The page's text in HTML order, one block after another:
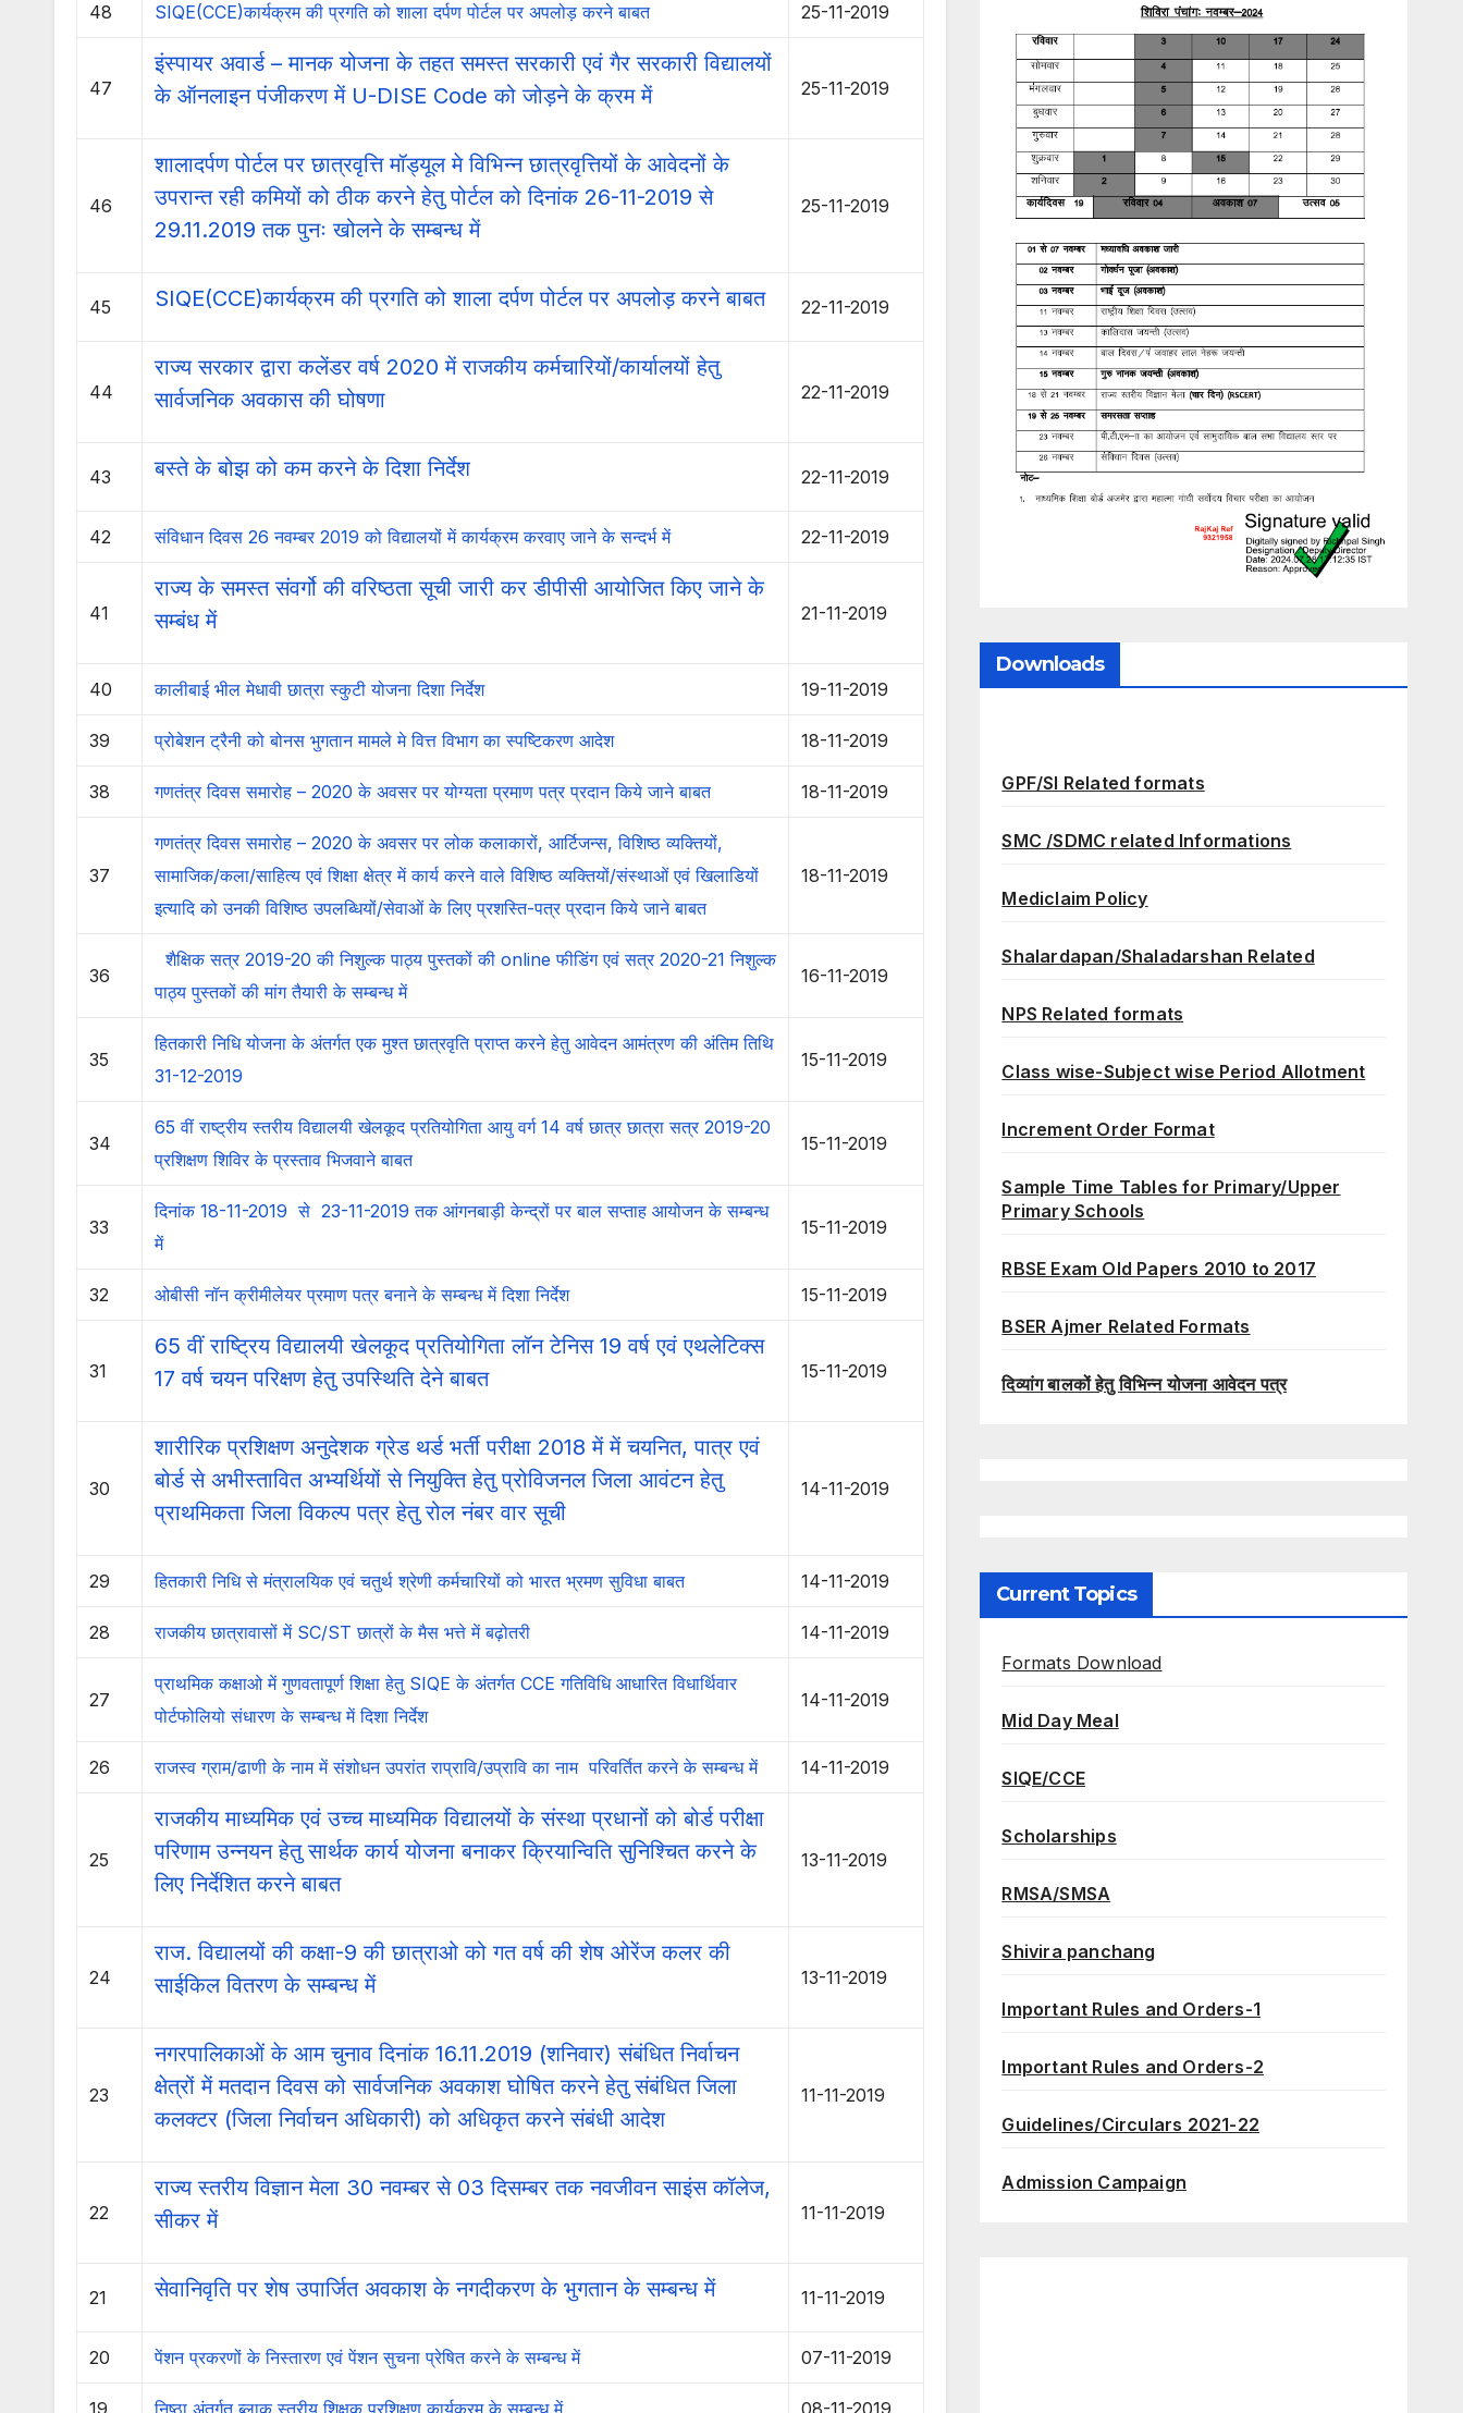
48 SIQE(CCE)कार्यक्रम की प्रगति को शाला दर्पण पोर्टल पर अपलोड़ करने बाबत 25-11-2019
47
इंस्पायर अवार्ड – मानक योजना के तहत समस्त सरकारी एवं गैर सरकारी विद्यालयों
के ऑनलाइन पंजीकरण में U-DISE Code को जोड़ने के क्रम में
25-11-2019
46
शालादर्पण पोर्टल पर छात्रवृत्ति मॉड्यूल मे विभिन्न छात्रवृत्तियों के आवेदनों के
उपरान्त रही कमियों को ठीक करने हेतु पोर्टल को दिनांक 26-11-2019 से
29.11.2019 तक पुनः खोलने के सम्बन्ध में
25-11-2019
45 SIQE(CCE)कार्यक्रम की प्रगति को शाला दर्पण पोर्टल पर अपलोड़ करने बाबत 22-11-2019
44
राज्य सरकार द्वारा कलेंडर वर्ष 2020 में राजकीय कर्मचारियों/कार्यालयों हेतु
सार्वजनिक अवकास की घोषणा
22-11-2019
43 बस्ते के बोझ को कम करने के दिशा निर्देश 22-11-2019
42 संविधान दिवस 26 नवम्बर 2019 को विद्यालयों में कार्यक्रम करवाए जाने के सन्दर्भ में 22-11-2019
41
राज्य के समस्त संवर्गो की वरिष्ठता सूची जारी कर डीपीसी आयोजित किए जाने के
सम्बंध में
21-11-2019
40 कालीबाई भील मेधावी छात्रा स्कुटी योजना दिशा निर्देश 19-11-2019
39 प्रोबेशन ट्रैनी को बोनस भुगतान मामले मे वित्त विभाग का स्पष्टिकरण आदेश 18-11-2019
38 गणतंत्र दिवस समारोह – 2020 के अवसर पर योग्यता प्रमाण पत्र प्रदान किये जाने बाबत 18-11-2019
37
गणतंत्र दिवस समारोह – 2020 के अवसर पर लोक कलाकारों, आर्टिजन्स, विशिष्ठ व्यक्तियों,
सामाजिक/कला/साहित्य एवं शिक्षा क्षेत्र में कार्य करने वाले विशिष्ठ व्यक्तियों/संस्थाओं एवं खिलाडियों
इत्यादि को उनकी विशिष्ठ उपलब्धियों/सेवाओं के लिए प्रशस्ति-पत्र प्रदान किये जाने बाबत
18-11-2019
36
शैक्षिक सत्र 2019-20 की निशुल्क पाठ्य पुस्तकों की online फीडिंग एवं सत्र 2020-21 निशुल्क
पाठ्य पुस्तकों की मांग तैयारी के सम्बन्ध में
16-11-2019
35
हितकारी निधि योजना के अंतर्गत एक मुश्त छात्रवृति प्राप्त करने हेतु आवेदन आमंत्रण की अंतिम तिथि
31-12-2019
15-11-2019
34
65 वीं राष्ट्रीय स्तरीय विद्यालयी खेलकूद प्रतियोगिता आयु वर्ग 14 वर्ष छात्र छात्रा सत्र 2019-20
प्रशिक्षण शिविर के प्रस्ताव भिजवाने बाबत
15-11-2019
33
दिनांक 18-11-2019 से 23-11-2019 तक आंगनबाड़ी केन्द्रों पर बाल सप्ताह आयोजन के सम्बन्ध
में
15-11-2019
32 ओबीसी नॉन क्रीमीलेयर प्रमाण पत्र बनाने के सम्बन्ध में दिशा निर्देश 15-11-2019
31
65 वीं राष्ट्रिय विद्यालयी खेलकूद प्रतियोगिता लॉन टेनिस 19 वर्ष एवं एथलेटिक्स
17 वर्ष चयन परिक्षण हेतु उपस्थिति देने बाबत
15-11-2019
30
शारीरिक प्रशिक्षण अनुदेशक ग्रेड थर्ड भर्ती परीक्षा 2018 में में चयनित, पात्र एवं
बोर्ड से अभीस्तावित अभ्यर्थियों से नियुक्ति हेतु प्रोविजनल जिला आवंटन हेतु
प्राथमिकता जिला विकल्प पत्र हेतु रोल नंबर वार सूची
14-11-2019
29 हितकारी निधि से मंत्रालयिक एवं चतुर्थ श्रेणी कर्मचारियों को भारत भ्रमण सुविधा बाबत 14-11-2019
28 राजकीय छात्रावासों में SC/ST छात्रों के मैस भत्ते में बढ़ोतरी 14-11-2019
27
प्राथमिक कक्षाओ में गुणवतापूर्ण शिक्षा हेतु SIQE के अंतर्गत CCE गतिविधि आधारित विधार्थिवार
पोर्टफोलियो संधारण के सम्बन्ध में दिशा निर्देश
14-11-2019
26 राजस्व ग्राम/ढाणी के नाम में संशोधन उपरांत राप्रावि/उप्रावि का नाम परिवर्तित करने के सम्बन्ध में 14-11-2019
25
राजकीय माध्यमिक एवं उच्च माध्यमिक विद्यालयों के संस्था प्रधानों को बोर्ड परीक्षा
परिणाम उन्नयन हेतु सार्थक कार्य योजना बनाकर क्रियान्विति सुनिश्चित करने के
लिए निर्देशित करने बाबत
13-11-2019
24
राज. विद्यालयों की कक्षा-9 की छात्राओ को गत वर्ष की शेष ओरेंज कलर की
साईकिल वितरण के सम्बन्ध में
13-11-2019
23
नगरपालिकाओं के आम चुनाव दिनांक 16.11.2019 (शनिवार) संबंधित निर्वाचन
क्षेत्रों में मतदान दिवस को सार्वजनिक अवकाश घोषित करने हेतु संबंधित जिला
कलक्टर (जिला निर्वाचन अधिकारी) को अधिकृत करने संबंधी आदेश
11-11-2019
22
राज्य स्तरीय विज्ञान मेला 30 नवम्बर से 03 दिसम्बर तक नवजीवन साइंस कॉलेज,
सीकर में
11-11-2019
21 सेवानिवृति पर शेष उपार्जित अवकाश के नगदीकरण के भुगतान के सम्बन्ध में 11-11-2019
20 पेंशन प्रकरणों के निस्तारण एवं पेंशन सुचना प्रेषित करने के सम्बन्ध में 07-11-2019
19 निष्ठा अंतर्गत ब्लाक स्तरीय शिक्षक प्रशिक्षण कार्यक्रम के सम्बन्ध में 08-11-2019
Downloads
GPF/SI Related formats
SMC /SDMC related Informations
Mediclaim Policy
Shalardapan/Shaladarshan Related
NPS Related formats
Class wise-Subject wise Period Allotment
Increment Order Format
Sample Time Tables for Primary/Upper
Primary Schools
RBSE Exam Old Papers 2010 to 2017
BSER Ajmer Related Formats
दिव्यांग बालकों हेतु विभिन्न योजना आवेदन पत्र
Current Topics
Formats Download
Mid Day Meal
SIQE/CCE
Scholarships
RMSA/SMSA
Shivira panchang
Important Rules and Orders-1
Important Rules and Orders-2
Guidelines/Circulars 2021-22
Admission Campaign